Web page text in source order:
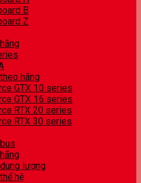
B
Z
hãng
GTX 10 series
GTX 16 series
RTX 20 series
RTX 30 series
lượng
hệ